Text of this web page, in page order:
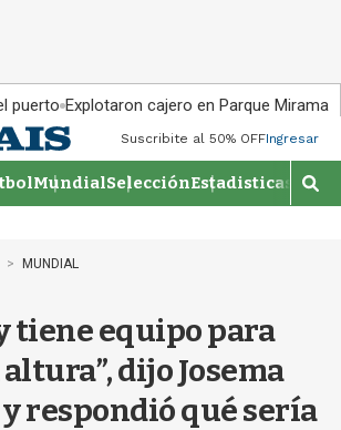
puerto Explotaron cajero en Parque Miramar
Suscribite al 50% OFFIngresar
MundialSelecciónEstadisticas
M
o
q
MUNDIAL
tiene equipo para
dijo Josema
respondió qué sería